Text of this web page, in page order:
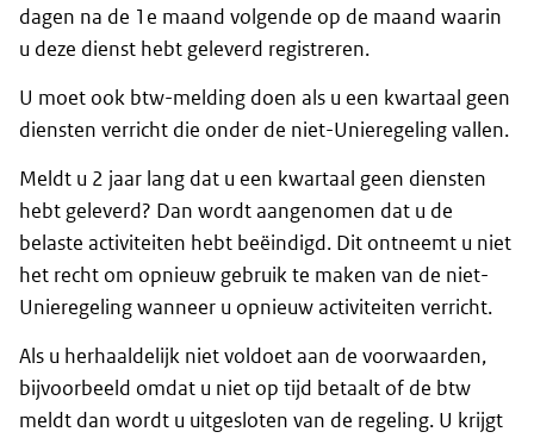
dagen na de 1e maand volgende op de maand waarin
u deze dienst hebt geleverd registreren.
U moet ook btw-melding doen als u een kwartaal geen
diensten verricht die onder de niet-Unieregeling vallen.
Meldt u 2 jaar lang dat u een kwartaal geen diensten
hebt geleverd? Dan wordt aangenomen dat u de
belaste activiteiten hebt beëindigd. Dit ontneemt u niet
het recht om opnieuw gebruik te maken van de niet-
Unieregeling wanneer u opnieuw activiteiten verricht.
Als u herhaaldelijk niet voldoet aan de voorwaarden,
bijvoorbeeld omdat u niet op tijd betaalt of de btw
meldt dan wordt u uitgesloten van de regeling. U krijgt